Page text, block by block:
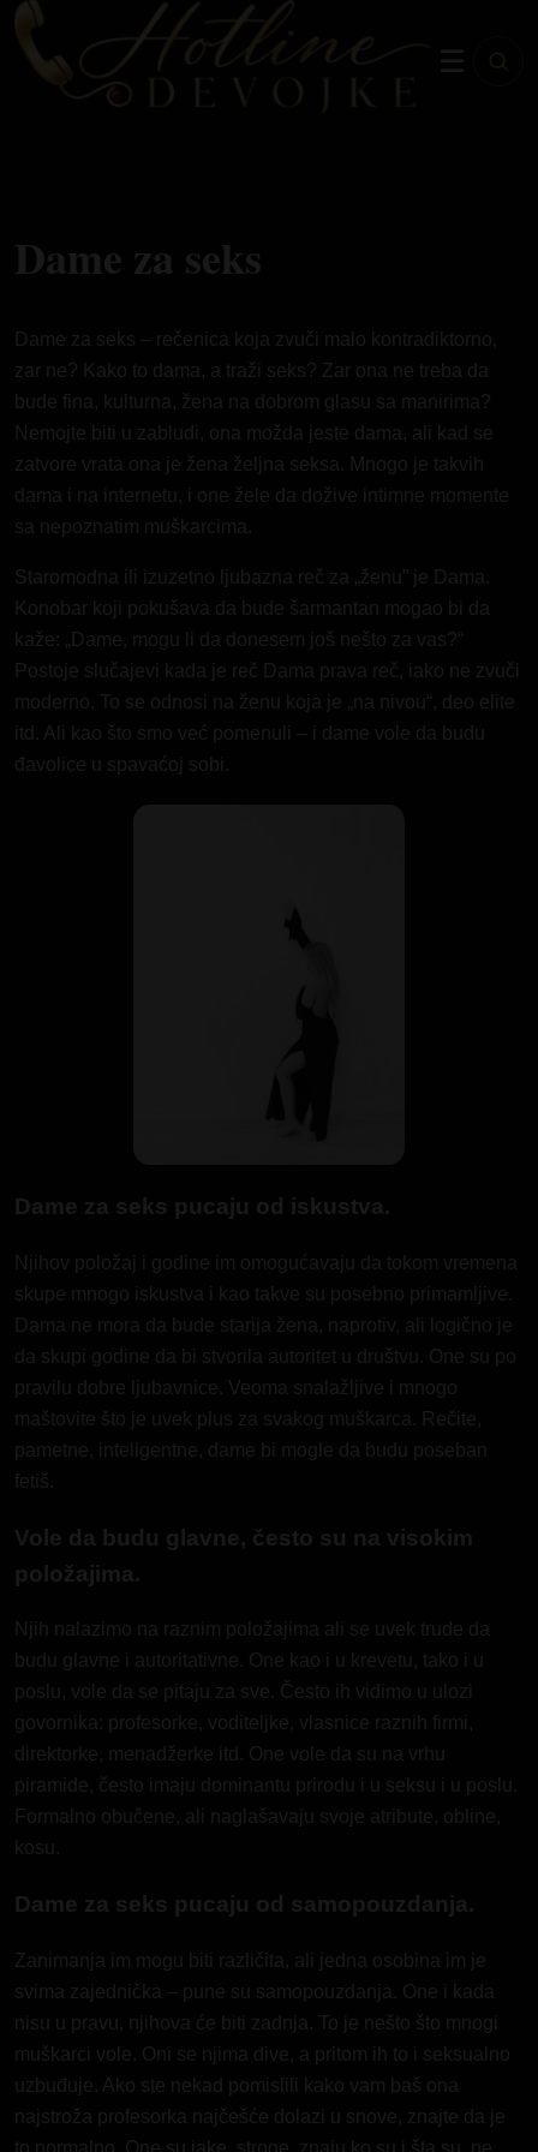
☰
Dame za seks
Dame za seks – rečenica koja zvuči malo kontradiktorno,
zar ne? Kako to dama, a traži seks? Zar ona ne treba da
bude fina, kulturna, žena na dobrom glasu sa manirima?
Nemojte biti u zabludi, ona možda jeste dama, ali kad se
zatvore vrata ona je žena željna seksa. Mnogo je takvih
dama i na internetu, i one žele da dožive intimne momente
sa nepoznatim muškarcima.
Staromodna ili izuzetno ljubazna reč za „ženu” je Dama.
Konobar koji pokušava da bude šarmantan mogao bi da
kaže: „Dame, mogu li da donesem još nešto za vas?“
Postoje slučajevi kada je reč Dama prava reč, iako ne zvuči
moderno. To se odnosi na ženu koja je „na nivou“, deo elite
itd. Ali kao što smo već pomenuli – i dame vole da budu
đavolice u spavaćoj sobi.
Dame za seks pucaju od iskustva.
Njihov položaj i godine im omogućavaju da tokom vremena
skupe mnogo iskustva i kao takve su posebno primamljive.
Dama ne mora da bude starija žena, naprotiv, ali logično je
da skupi godine da bi stvorila autoritet u društvu. One su po
pravilu dobre ljubavnice. Veoma snalažljive i mnogo
maštovite što je uvek plus za svakog muškarca. Rečite,
pametne, inteligentne, dame bi mogle da budu poseban
fetiš.
Vole da budu glavne, često su na visokim
položajima.
Njih nalazimo na raznim položajima ali se uvek trude da
budu glavne i autoritativne. One kao i u krevetu, tako i u
poslu, vole da se pitaju za sve. Često ih vidimo u ulozi
govornika: profesorke, voditeljke, vlasnice raznih firmi,
direktorke, menadžerke itd. One vole da su na vrhu
piramide, često imaju dominantu prirodu i u seksu i u poslu.
Formalno obučene, ali naglašavaju svoje atribute, obline,
kosu.
Dame za seks pucaju od samopouzdanja.
Zanimanja im mogu biti različita, ali jedna osobina im je
svima zajednička – pune su samopouzdanja. One i kada
nisu u pravu, njihova će biti zadnja. To je nešto što mnogi
muškarci vole. Oni se njima dive, a pritom ih to i seksualno
uzbuđuje. Ako ste nekad pomislili kako vam baš ona
najstroža profesorka najčešće dolazi u snove, znajte da je
to normalno. One su jake, stroge, znaju ko su i šta su, ne